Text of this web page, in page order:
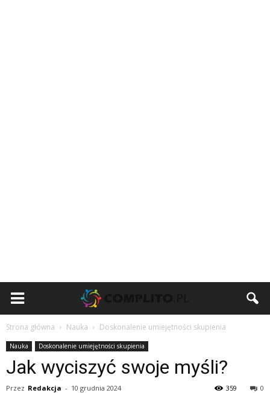
Strona główna Nauka Doskonalenie umiejętności skupienia
Nauka Doskonalenie umiejętności skupienia
Jak wyciszyć swoje myśli?
Przez Redakcja - 10 grudnia 2024 0
359